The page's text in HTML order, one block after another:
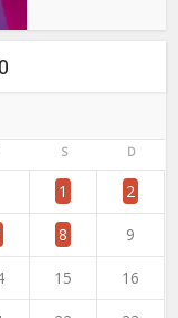
S D
1 2
8 9
15 16